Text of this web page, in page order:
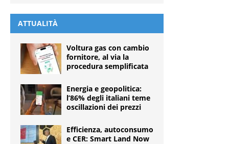
ATTUALITÀ
Voltura gas con cambio
fornitore, al via la
procedura semplificata
Energia e geopolitica:
l’86% degli italiani teme
oscillazioni dei prezzi
Efficienza, autoconsumo
e CER: Smart Land Now